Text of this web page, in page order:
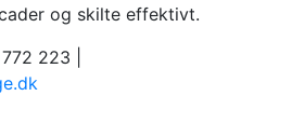
og skilte effektivt.
223 |